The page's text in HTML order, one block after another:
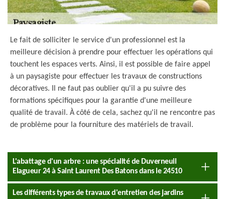
Le fait de solliciter le service d'un professionnel est la
meilleure décision à prendre pour effectuer les opérations qui
touchent les espaces verts. Ainsi, il est possible de faire appel
à un paysagiste pour effectuer les travaux de constructions
décoratives. Il ne faut pas oublier qu'il a pu suivre des
formations spécifiques pour la garantie d'une meilleure
qualité de travail. À côté de cela, sachez qu'il ne rencontre pas
de problème pour la fourniture des matériels de travail.
L'abattage d'un arbre : une spécialité de Duverneuil
Elagueur 24 à Saint Laurent Des Batons dans le 24510
Les différents types de travaux d'entretien des jardins